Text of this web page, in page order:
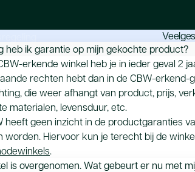
heb ik garantie op mijn gekochte product?
erkende winkel heb je in ieder geval 2
rechten hebt dan in de CBW-
die weer afhangt van product, prijs,
materialen, levensduur, etc.
heeft geen inzicht in de productgaranties
worden. Hiervoor kun je terecht bij de
.
is overgenomen. Wat gebeurt er nu met